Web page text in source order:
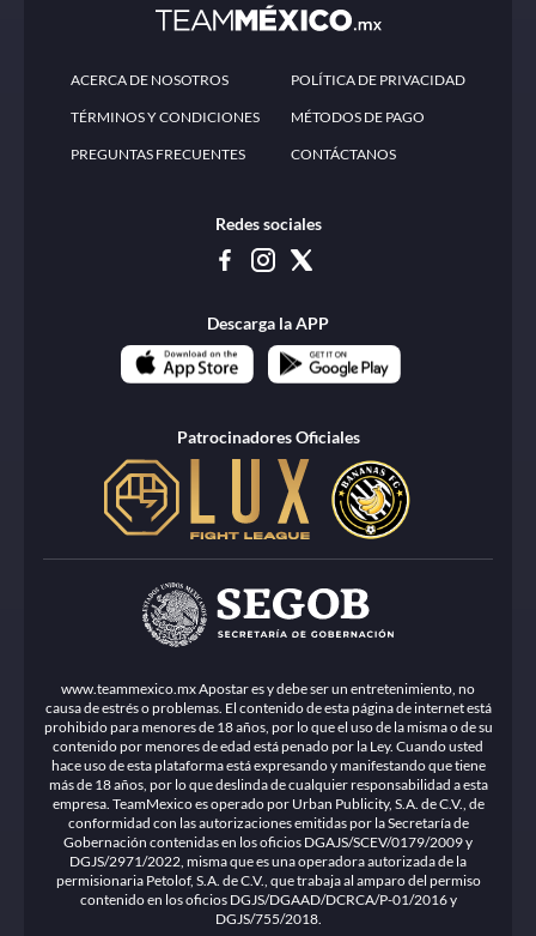
ACERCA DE NOSOTROS POLÍTICA DE PRIVACIDAD
TÉRMINOS Y CONDICIONES MÉTODOS DE PAGO
PREGUNTAS FRECUENTES CONTÁCTANOS
Redes sociales
Descarga la APP
Patrocinadores Oficiales
www.teammexico.mx Apostar es y debe ser un entretenimiento, no
causa de estrés o problemas. El contenido de esta página de internet está
prohibido para menores de 18 años, por lo que el uso de la misma o de su
contenido por menores de edad está penado por la Ley. Cuando usted
hace uso de esta plataforma está expresando y manifestando que tiene
más de 18 años, por lo que deslinda de cualquier responsabilidad a esta
empresa. TeamMexico es operado por Urban Publicity, S.A. de C.V., de
conformidad con las autorizaciones emitidas por la Secretaría de
Gobernación contenidas en los oficios DGAJS/SCEV/0179/2009 y
DGJS/2971/2022, misma que es una operadora autorizada de la
permisionaria Petolof, S.A. de C.V., que trabaja al amparo del permiso
contenido en los oficios DGJS/DGAAD/DCRCA/P-01/2016 y
DGJS/755/2018.